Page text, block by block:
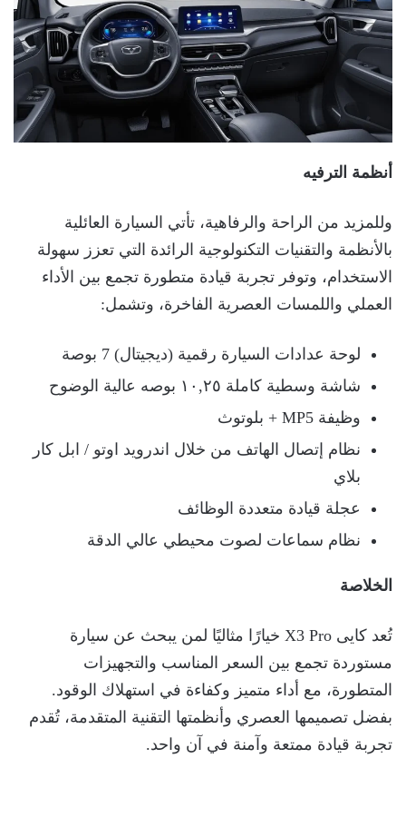
أنظمة الترفيه
وللمزيد من الراحة والرفاهية، تأتي السيارة العائلية
بالأنظمة والتقنيات التكنولوجية الرائدة التي تعزز سهولة
الاستخدام، وتوفر تجربة قيادة متطورة تجمع بين الأداء
العملي واللمسات العصرية الفاخرة، وتشمل:
لوحة عدادات السيارة رقمية (ديجيتال) 7 بوصة
شاشة وسطية كاملة ۱۰,٢٥ بوصه عالية الوضوح
وظيفة MP5 + بلوتوث
نظام إتصال الهاتف من خلال اندرويد اوتو / ابل کار
بلاي
عجلة قيادة متعددة الوظائف
نظام سماعات لصوت محيطي عالي الدقة
الخلاصة
تُعد كايى X3 Pro خيارًا مثاليًا لمن يبحث عن سيارة
مستوردة تجمع بين السعر المناسب والتجهيزات
المتطورة، مع أداء متميز وكفاءة في استهلاك الوقود.
بفضل تصميمها العصري وأنظمتها التقنية المتقدمة، تُقدم
تجربة قيادة ممتعة وآمنة في آن واحد.